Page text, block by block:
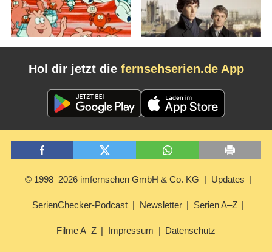
Hol dir jetzt die fernsehserien.de App
© 1998–2026 imfernsehen GmbH & Co. KG Updates
SerienChecker-Podcast Newsletter Serien A–Z
Filme A–Z Impressum Datenschutz